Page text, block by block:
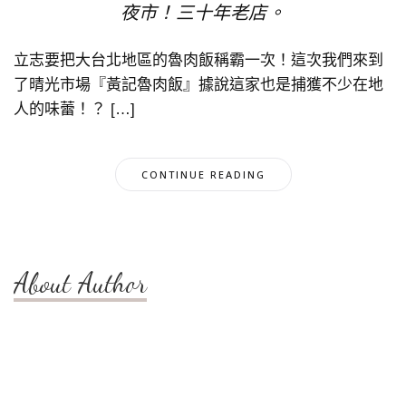
夜市！三十年老店。
立志要把大台北地區的魯肉飯稱霸一次！這次我們來到
了晴光市場『黃記魯肉飯』據說這家也是捕獲不少在地
人的味蕾！？ […]
CONTINUE READING
About Author